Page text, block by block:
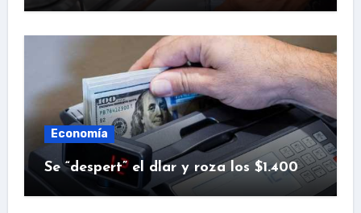
Economía
Se “despert” el dlar y roza los $1.400